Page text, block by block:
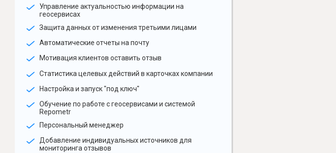
Управление актуальностью информации на
геосервисах
Защита данных от изменения третьими лицами
Автоматические отчеты на почту
Мотивация клиентов оставить отзыв
Статистика целевых действий в карточках компании
Настройка и запуск "под ключ"
Обучение по работе с геосервисами и системой
Repometr
Персональный менеджер
Добавление индивидуальных источников для
мониторинга отзывов